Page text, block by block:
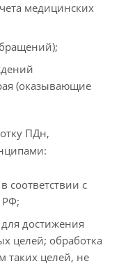
медицинских
(оказывающие
ПДн,
соответствии с
РФ;
достижения
целей; обработка
таких целей, не